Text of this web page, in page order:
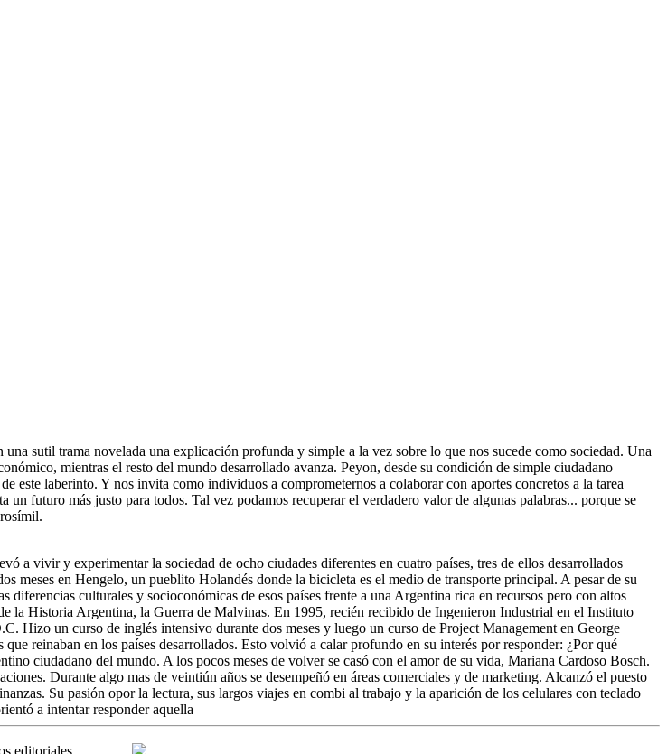
sutil trama novelada una explicación profunda y simple a la vez sobre lo que nos sucede como sociedad. Una
mientras el resto del mundo desarrollado avanza. Peyon, desde su condición de simple ciudadano
este laberinto. Y nos invita como individuos a comprometernos a colaborar con aportes concretos a la tarea
futuro más justo para todos. Tal vez podamos recuperar el verdadero valor de algunas palabras... porque se
a vivir y experimentar la sociedad de ocho ciudades diferentes en cuatro países, tres de ellos desarrollados
meses en Hengelo, un pueblito Holandés donde la bicicleta es el medio de transporte principal. A pesar de su
culturales y socioconómicas de esos países frente a una Argentina rica en recursos pero con altos
la Historia Argentina, la Guerra de Malvinas. En 1995, recién recibido de Ingenieron Industrial en el Instituto
Hizo un curso de inglés intensivo durante dos meses y luego un curso de Project Management en George
reinaban en los países desarrollados. Esto volvió a calar profundo en su interés por responder: ¿Por qué
ciudadano del mundo. A los pocos meses de volver se casó con el amor de su vida, Mariana Cardoso Bosch.
Durante algo mas de veintiún años se desempeñó en áreas comerciales y de marketing. Alcanzó el puesto
Su pasión opor la lectura, sus largos viajes en combi al trabajo y la aparición de los celulares con teclado
a intentar responder aquella
editoriales